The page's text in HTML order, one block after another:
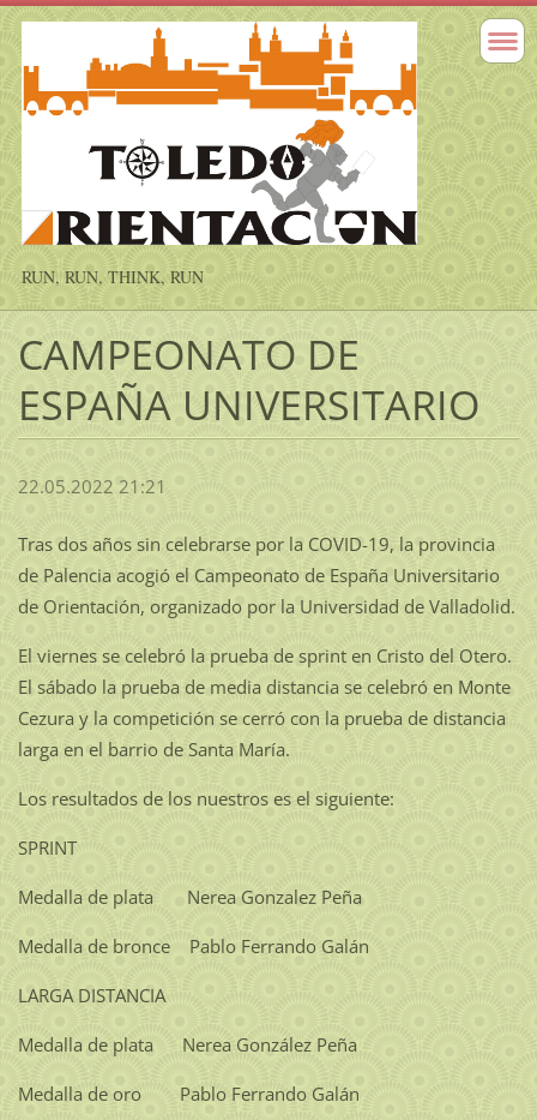
RUN, RUN, THINK, RUN
CAMPEONATO DE
ESPAÑA UNIVERSITARIO
22.05.2022 21:21
Tras dos años sin celebrarse por la COVID-19, la provincia
de Palencia acogió el Campeonato de España Universitario
de Orientación, organizado por la Universidad de Valladolid.
El viernes se celebró la prueba de sprint en Cristo del Otero.
El sábado la prueba de media distancia se celebró en Monte
Cezura y la competición se cerró con la prueba de distancia
larga en el barrio de Santa María.
Los resultados de los nuestros es el siguiente:
SPRINT
Medalla de plata Nerea Gonzalez Peña
Medalla de bronce Pablo Ferrando Galán
LARGA DISTANCIA
Medalla de plata Nerea González Peña
Medalla de oro Pablo Ferrando Galán